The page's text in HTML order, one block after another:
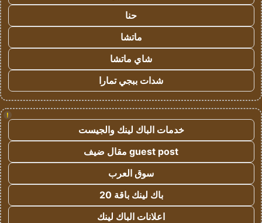
حنا
ماتشا
شاي ماتشا
شدات ببجي تمارا
!
خدمات الباك لينك والجيست
guest post مقال ضيف
سوق العرب
باك لينك باقة 20
اعلانات الباك لينك